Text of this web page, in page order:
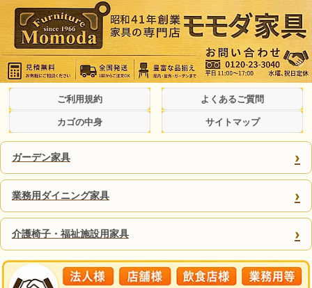
ご利用規約 よくあるご質問
カゴの中身 サイトマップ
ガーデン家具 ›
業務用ダイニング家具 ›
介護椅子・福祉施設用家具 ›